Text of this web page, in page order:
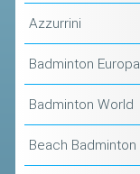
Azzurrini
Badminton Europa
Badminton World
Beach Badminton